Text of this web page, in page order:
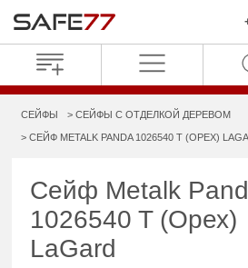
СЕЙФЫ СЕЙФЫ С ОТДЕЛКОЙ ДЕРЕВОМ
СЕЙФ METALK PANDA 1026540 T (ОРЕХ)
Сейф Metalk
1026540 T (Орех)
LaGard